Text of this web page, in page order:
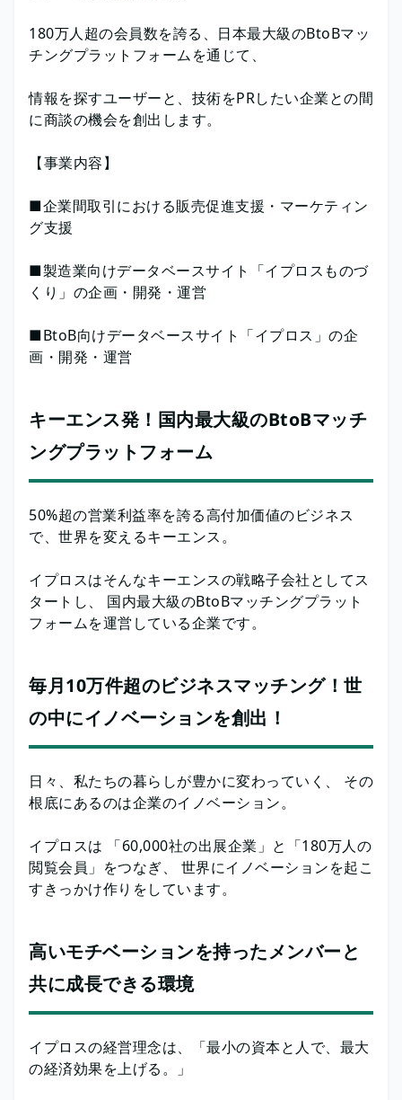
180万人超の会員数を誇る、日本最大級のBtoBマッ
チングプラットフォームを通じて、
情報を探すユーザーと、技術をPRしたい企業との間
に商談の機会を創出します。
【事業内容】
■企業間取引における販売促進支援・マーケティン
グ支援
■製造業向けデータベースサイト「イプロスものづ
くり」の企画・開発・運営
■BtoB向けデータベースサイト「イプロス」の企
画・開発・運営
キーエンス発！国内最大級のBtoBマッチ
ングプラットフォーム
50%超の営業利益率を誇る高付加価値のビジネス
で、世界を変えるキーエンス。
イプロスはそんなキーエンスの戦略子会社としてス
タートし、 国内最大級のBtoBマッチングプラット
フォームを運営している企業です。
毎月10万件超のビジネスマッチング！世
の中にイノベーションを創出！
日々、私たちの暮らしが豊かに変わっていく、 その
根底にあるのは企業のイノベーション。
イプロスは 「60,000社の出展企業」と「180万人の
閲覧会員」をつなぎ、 世界にイノベーションを起こ
すきっかけ作りをしています。
高いモチベーションを持ったメンバーと
共に成長できる環境
イプロスの経営理念は、「最小の資本と人で、最大
の経済効果を上げる。」